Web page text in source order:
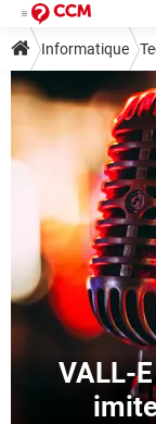
Informatique
VALL-